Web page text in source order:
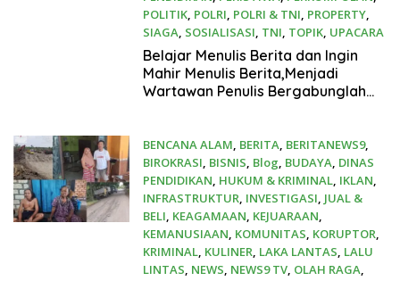
POLITIK, POLRI, POLRI & TNI, PROPERTY,
SIAGA, SOSIALISASI, TNI, TOPIK, UPACARA
April 6, 2025
Belajar Menulis Berita dan Ingin
Mahir Menulis Berita,Menjadi
Wartawan Penulis Bergabunglah
BENCANA ALAM, BERITA, BERITANEWS9,
BIROKRASI, BISNIS, Blog, BUDAYA, DINAS
PENDIDIKAN, HUKUM & KRIMINAL, IKLAN,
INFRASTRUKTUR, INVESTIGASI, JUAL &
BELI, KEAGAMAAN, KEJUARAAN,
KEMANUSIAAN, KOMUNITAS, KORUPTOR,
KRIMINAL, KULINER, LAKA LANTAS, LALU
LINTAS, NEWS, NEWS9 TV, OLAH RAGA,